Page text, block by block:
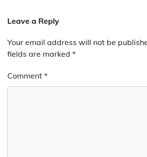
Leave a Reply
Your email address will not be
fields are marked *
Comment *